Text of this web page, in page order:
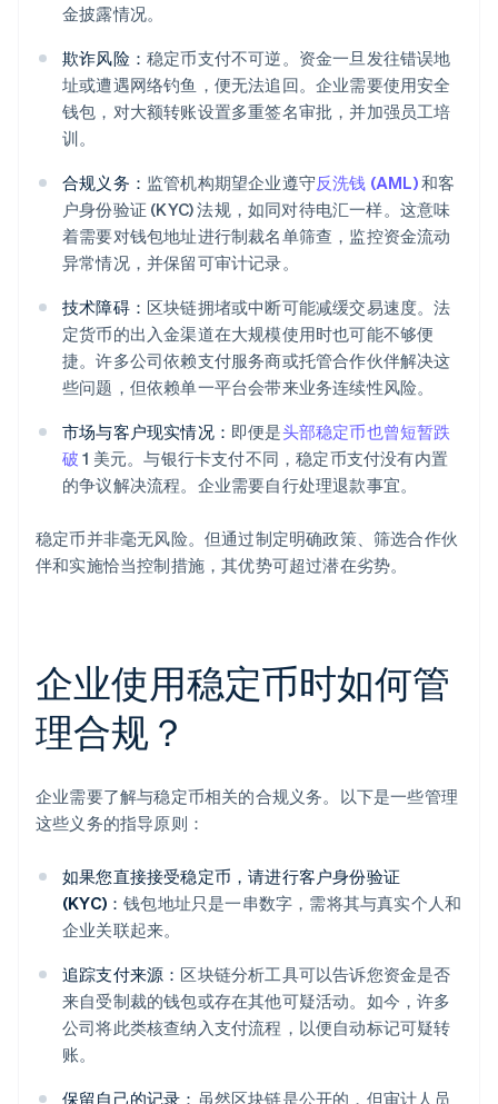
金披露情况。
欺诈风险： 稳定币支付不可逆。资金一旦发往错误地
址或遭遇网络钓鱼，便无法追回。企业需要使用安全
钱包，对大额转账设置多重签名审批，并加强员工培
训。
合规义务： 监管机构期望企业遵守反洗钱 (AML)和客
户身份验证 (KYC) 法规，如同对待电汇一样。这意味
着需要对钱包地址进行制裁名单筛查，监控资金流动
异常情况，并保留可审计记录。
技术障碍： 区块链拥堵或中断可能减缓交易速度。法
定货币的出入金渠道在大规模使用时也可能不够便
捷。许多公司依赖支付服务商或托管合作伙伴解决这
些问题，但依赖单一平台会带来业务连续性风险。
市场与客户现实情况： 即便是头部稳定币也曾短暂跌
破 1 美元。与银行卡支付不同，稳定币支付没有内置
的争议解决流程。企业需要自行处理退款事宜。
稳定币并非毫无风险。但通过制定明确政策、筛选合作伙
伴和实施恰当控制措施，其优势可超过潜在劣势。
企业使用稳定币时如何管
理合规？
企业需要了解与稳定币相关的合规义务。以下是一些管理
这些义务的指导原则：
如果您直接接受稳定币，请进行客户身份验证
(KYC)：钱包地址只是一串数字，需将其与真实个人和
企业关联起来。
追踪支付来源： 区块链分析工具可以告诉您资金是否
来自受制裁的钱包或存在其他可疑活动。如今，许多
公司将此类核查纳入支付流程，以便自动标记可疑转
账。
保留自己的记录： 虽然区块链是公开的，但审计人员